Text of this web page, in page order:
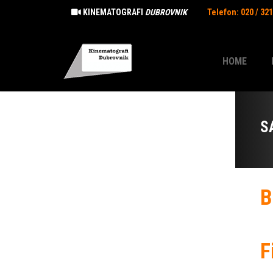
KINEMATOGRAFI DUBROVNIK Telefon: 020 /
HOME